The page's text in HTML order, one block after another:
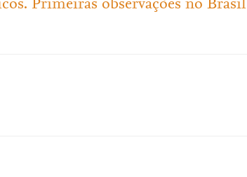
Primeiras observações no Brasil